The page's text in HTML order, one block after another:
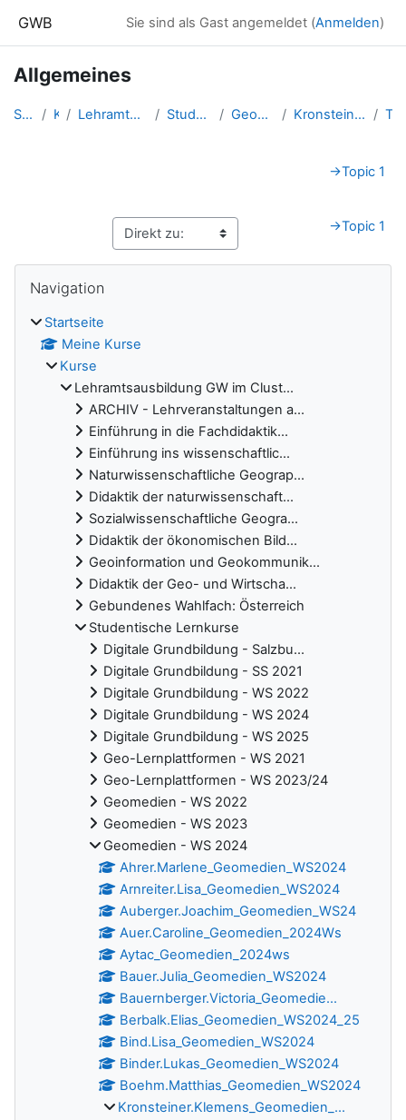
GWB Sie sind als Gast angemeldet (Anmelden)
Allgemeines
Startseite Kurse Lehramtsausbildung GW im Clust... Studentische Lernkurse Geomedien - WS 2024 Kronsteiner.Klemens_Geomedien_... Topic 1
→Topic 1
→Topic 1
Navigation
Startseite
Meine Kurse
Kurse
Lehramtsausbildung GW im Clust...
ARCHIV - Lehrveranstaltungen a...
Einführung in die Fachdidaktik...
Einführung ins wissenschaftlic...
Naturwissenschaftliche Geograp...
Didaktik der naturwissenschaft...
Sozialwissenschaftliche Geogra...
Didaktik der ökonomischen Bild...
Geoinformation und Geokommunik...
Didaktik der Geo- und Wirtscha...
Gebundenes Wahlfach: Österreich
Studentische Lernkurse
Digitale Grundbildung - Salzbu...
Digitale Grundbildung - SS 2021
Digitale Grundbildung - WS 2022
Digitale Grundbildung - WS 2024
Digitale Grundbildung - WS 2025
Geo-Lernplattformen - WS 2021
Geo-Lernplattformen - WS 2023/24
Geomedien - WS 2022
Geomedien - WS 2023
Geomedien - WS 2024
Ahrer.Marlene_Geomedien_WS2024
Arnreiter.Lisa_Geomedien_WS2024
Auberger.Joachim_Geomedien_WS24
Auer.Caroline_Geomedien_2024Ws
Aytac_Geomedien_2024ws
Bauer.Julia_Geomedien_WS2024
Bauernberger.Victoria_Geomedie...
Berbalk.Elias_Geomedien_WS2024_25
Bind.Lisa_Geomedien_WS2024
Binder.Lukas_Geomedien_WS2024
Boehm.Matthias_Geomedien_WS2024
Kronsteiner.Klemens_Geomedien_...